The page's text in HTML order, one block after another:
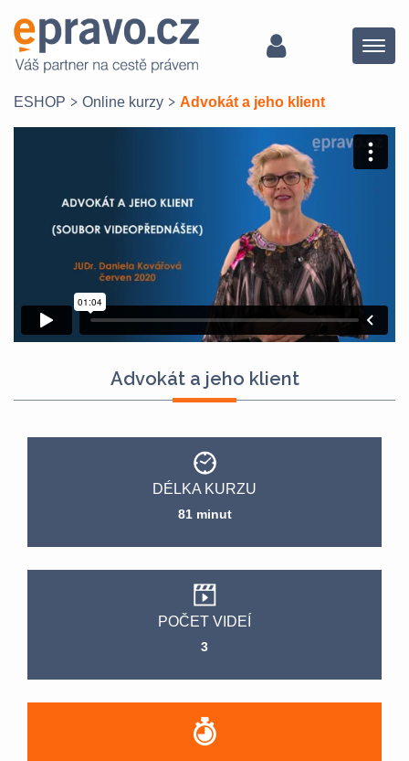
Menu
ESHOP Online kurzy Advokát a jeho klient
Advokát a jeho klient
DÉLKA KURZU
81 minut
POČET VIDEÍ
3